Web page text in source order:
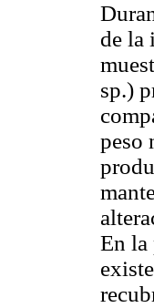
de la
sp.)
peso
En la